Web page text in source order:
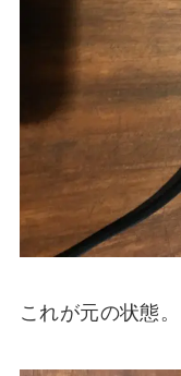
これが元の状態。